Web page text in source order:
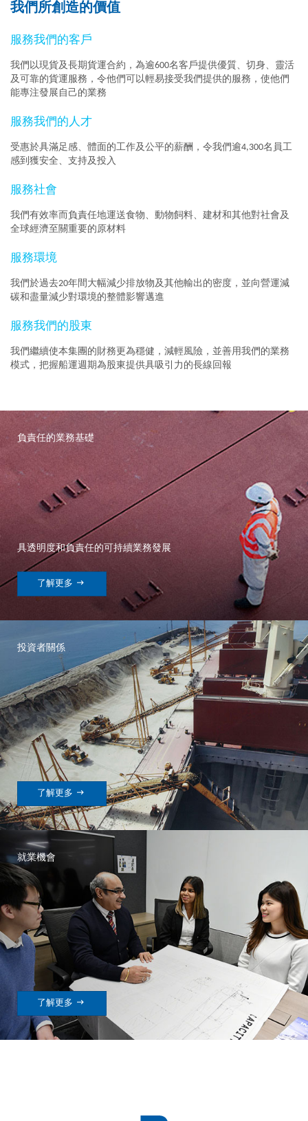
我們所創造的價值
服務我們的客戶
我們以現貨及長期貨運合約，為逾600名客戶提供優質、切身、靈活
及可靠的貨運服務，令他們可以輕易接受我們提供的服務，使他們
能專注發展自己的業務
服務我們的人才
受惠於具滿足感、體面的工作及公平的薪酬，令我們逾4,300名員工
感到獲安全、支持及投入
服務社會
我們有效率而負責任地運送食物、動物飼料、建材和其他對社會及
全球經濟至關重要的原材料
服務環境
我們於過去20年間大幅減少排放物及其他輸出的密度，並向營運減
碳和盡量減少對環境的整體影響邁進
服務我們的股東
我們繼續使本集團的財務更為穩健，減輕風險，並善用我們的業務
模式，把握船運週期為股東提供具吸引力的長線回報
負責任的業務基礎
具透明度和負責任的可持續業務發展
了解更多 
投資者關係
了解更多 
就業機會
了解更多 